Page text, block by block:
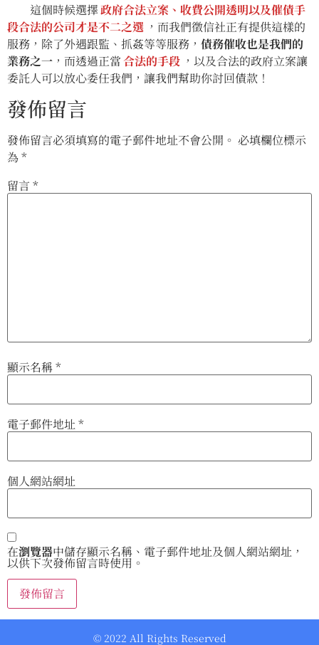
這個時候選擇政府合法立案、收費公開透明以及催債手
段合法的公司才是不二之選 ，而我們徵信社正有提供這樣的
服務，除了外遇跟監、抓姦等等服務， 債務催收也是我們的
業務之一 ，而透過正當合法的手段 ，以及合法的政府立案讓
委託人可以放心委任我們，讓我們幫助你討回債款！
發佈留言
發佈留言必須填寫的電子郵件地址不會公開。 必填欄位標示
為*
留言 *
顯示名稱*
電子郵件地址 *
個人網站網址
在瀏覽器中儲存顯示名稱、電子郵件地址及個人網站網址，
以供下次發佈留言時使用。
© 2022 All Rights Reserved